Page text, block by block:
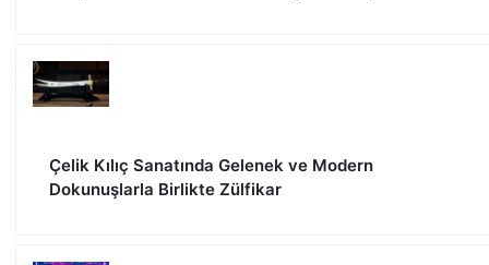
Çelik Kılıç Sanatında Gelenek ve Modern
Dokunuşlarla Birlikte Zülfikar